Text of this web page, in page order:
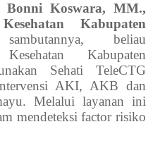
Bonni Koswara, MM.,
Kabupaten
beliau
Kabupaten
Sehati TeleCTG
AKI, AKB dan
Melalui layanan ini
mendeteksi factor risiko